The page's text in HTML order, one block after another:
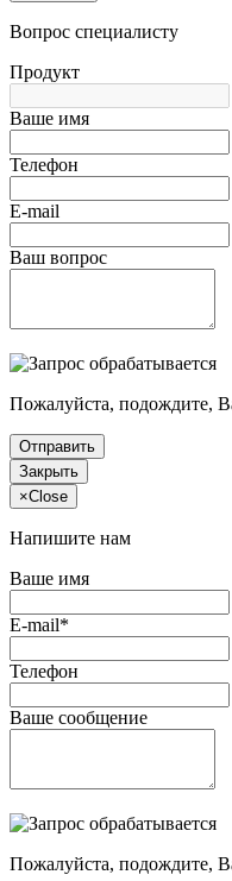
Вопрос специалисту
Продукт
Ваше имя
Телефон
E-mail
Ваш вопрос
Пожалуйста, подождите,
Отправить
Закрыть
×Close
Напишите нам
Ваше имя
E-mail*
Телефон
Ваше сообщение
Пожалуйста, подождите,